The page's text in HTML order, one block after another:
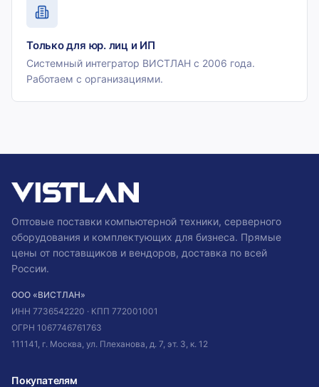
Только для юр. лиц и ИП
Системный интегратор ВИСТЛАН с 2006 года.
Работаем с организациями.
Оптовые поставки компьютерной техники, серверного
оборудования и комплектующих для бизнеса. Прямые
цены от поставщиков и вендоров, доставка по всей
России.
ООО «ВИСТЛАН»
ИНН 7736542220 · КПП 772001001
ОГРН 1067746761763
111141, г. Москва, ул. Плеханова, д. 7, эт. 3, к. 12
Покупателям